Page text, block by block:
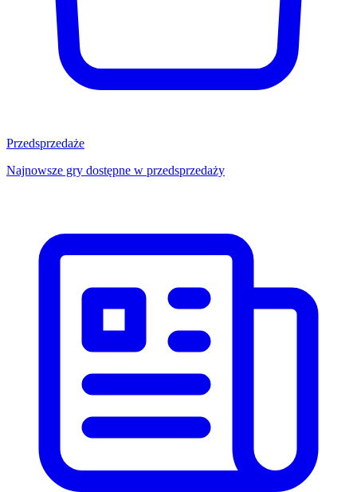
Przedsprzedaże
Najnowsze gry dostępne w przedsprzedaży